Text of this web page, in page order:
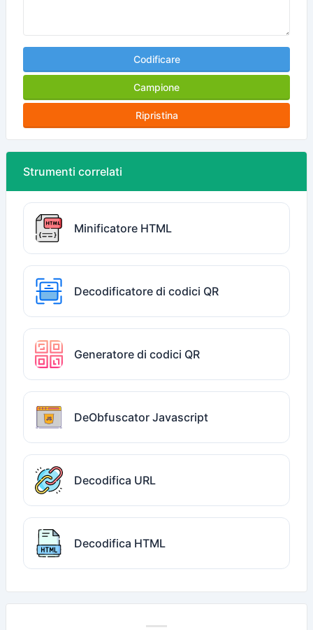
Codificare
Campione
Ripristina
Strumenti correlati
Minificatore HTML
Decodificatore di codici QR
Generatore di codici QR
DeObfuscator Javascript
Decodifica URL
Decodifica HTML